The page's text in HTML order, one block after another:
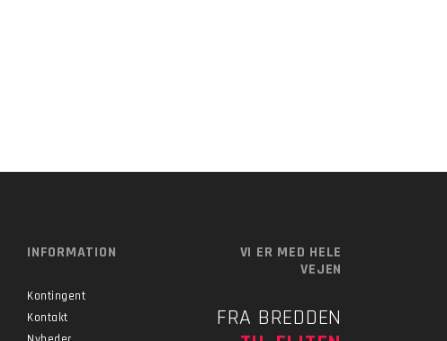
INFORMATION
Kontingent
Kontakt
VI ER MED HELE
VEJEN
FRA BREDDEN